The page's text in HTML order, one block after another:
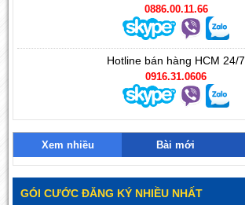
0886.00.11.66
Hotline bán hàng HCM 24/7
0916.31.0606
Xem nhiều Bài mới
GÓI CƯỚC ĐĂNG KÝ NHIỀU NHẤT